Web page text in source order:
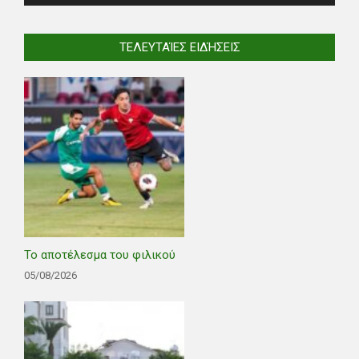
ΤΕΛΕΥΤΑΊΕΣ ΕΙΔΉΣΕΙΣ
Το αποτέλεσμα του φιλικού
05/08/2026